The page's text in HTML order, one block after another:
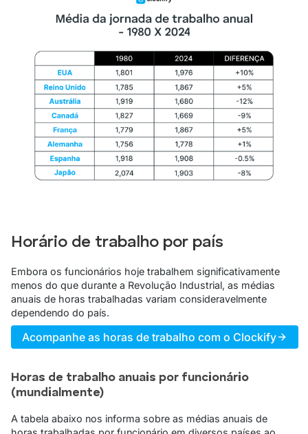
Horário de trabalho por país
Embora os funcionários hoje trabalhem significativamente
menos do que durante a Revolução Industrial, as médias
anuais de horas trabalhadas variam consideravelmente
dependendo do país.
Acompanhe as horas de trabalho com o Clockify
Horas de trabalho anuais por funcionário
(mundialmente)
A tabela abaixo nos informa sobre as médias anuais de